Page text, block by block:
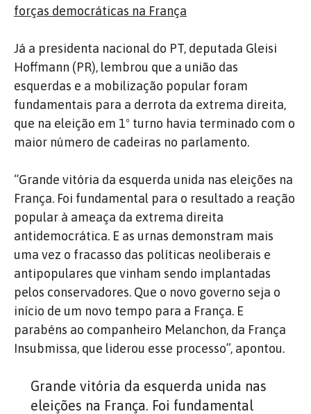
forças democráticas na França
Já a presidenta nacional do PT, deputada Gleisi
Hoffmann (PR), lembrou que a união das
esquerdas e a mobilização popular foram
fundamentais para a derrota da extrema direita,
que na eleição em 1º turno havia terminado com o
maior número de cadeiras no parlamento.
“Grande vitória da esquerda unida nas eleições na
França. Foi fundamental para o resultado a reação
popular à ameaça da extrema direita
antidemocrática. E as urnas demonstram mais
uma vez o fracasso das políticas neoliberais e
antipopulares que vinham sendo implantadas
pelos conservadores. Que o novo governo seja o
início de um novo tempo para a França. E
parabéns ao companheiro Melanchon, da França
Insubmissa, que liderou esse processo”, apontou.
Grande vitória da esquerda unida nas
eleições na França. Foi fundamental